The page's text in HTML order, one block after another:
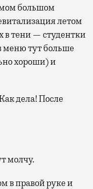
большом
летом
в тени — студентки
тут больше
хороши) и
дела! После
молчу.
в правой руке и